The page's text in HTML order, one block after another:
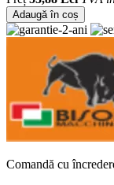
Adaugă în coș
Comandă cu